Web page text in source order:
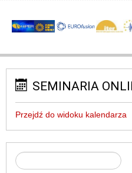
SEMINARIA
Przejdź do widoku kalendarza